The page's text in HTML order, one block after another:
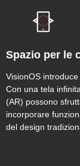
Spazio per le
VisionOS
Con una tela
(AR) possono
incorporare
del design